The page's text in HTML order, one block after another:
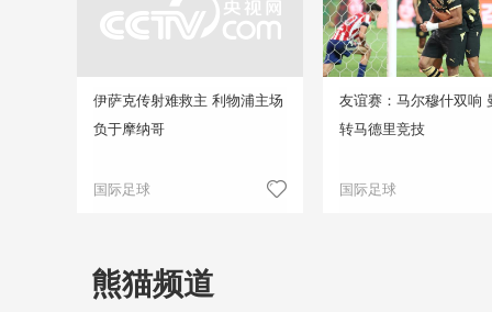
伊萨克传射难救主 利物浦主场
负于摩纳哥
国际足球
友谊赛：马尔穆什双响
转马德里竞技
国际足球
熊猫频道